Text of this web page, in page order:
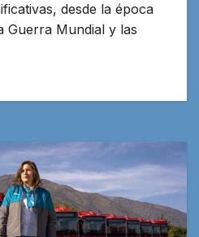
desde la época
Guerra Mundial y las